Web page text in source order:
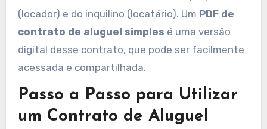
(locador) e do inquilino (locatário). Um PDF de
contrato de aluguel simples é uma versão
digital desse contrato, que pode ser facilmente
acessada e compartilhada.
Passo a Passo para Utilizar
um Contrato de Aluguel